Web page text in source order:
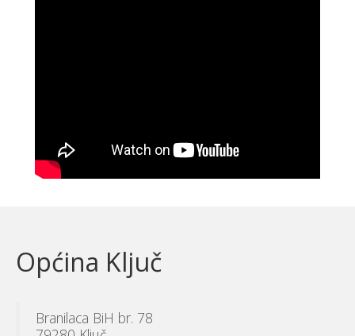
Općina Ključ
Branilaca BiH br. 78